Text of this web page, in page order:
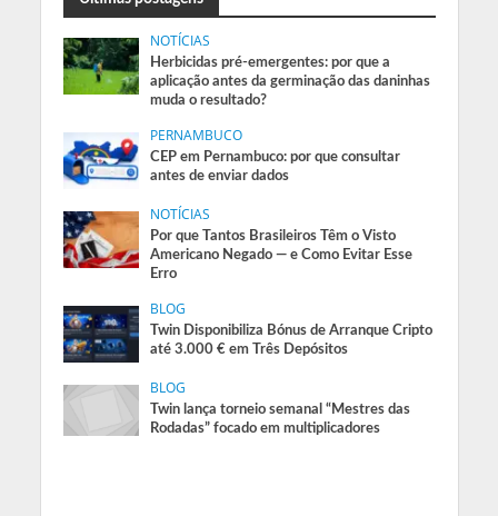
NOTÍCIAS
Herbicidas pré-emergentes: por que a
aplicação antes da germinação das daninhas
muda o resultado?
PERNAMBUCO
CEP em Pernambuco: por que consultar
antes de enviar dados
NOTÍCIAS
Por que Tantos Brasileiros Têm o Visto
Americano Negado — e Como Evitar Esse
Erro
BLOG
Twin Disponibiliza Bónus de Arranque Cripto
até 3.000 € em Três Depósitos
BLOG
Twin lança torneio semanal “Mestres das
Rodadas” focado em multiplicadores